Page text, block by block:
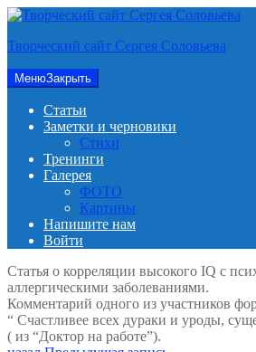
Перейти
содержимому
Творческий сайт Сергея Соловьева
МенюЗакрыть
Статьи
Заметки и черновики
Стихи
Тренинги
Галерея
ФОТО
Картины
Напишите нам
Войти
Статья о корреляции высокого IQ с
аллергическими заболеваниями.
Комментарий одного из участников
“ Счастливее всех дураки и уроды,
( из “Доктор на работе”).